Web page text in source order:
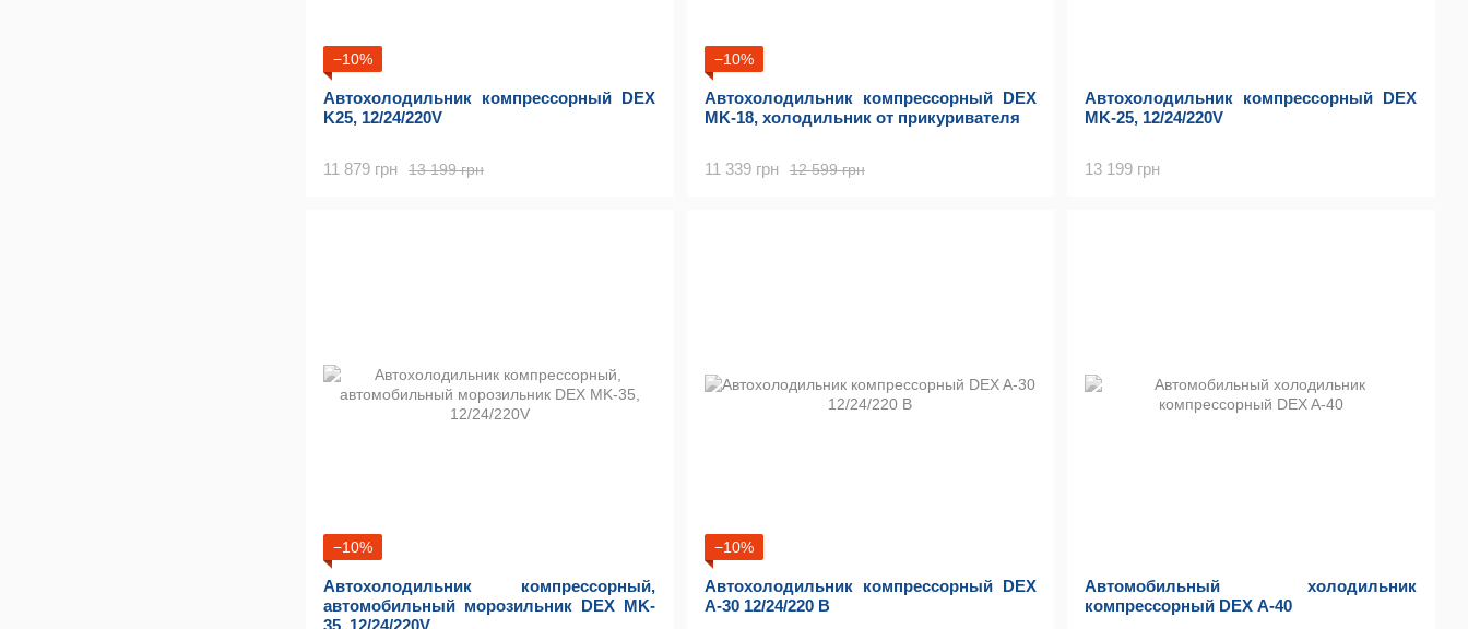
−10%
Автохолодильник компрессорный DEX
K25, 12/24/220V
13 199 грн
11 879 грн
−10%
Автохолодильник компрессорный DEX
MK-18, холодильник от прикуривателя
12 599 грн
11 339 грн
Автохолодильник компрессорный DEX
MK-25, 12/24/220V
13 199 грн
−10%
Автохолодильник компрессорный,
автомобильный морозильник DEX MK-
35, 12/24/220V
−10%
Автохолодильник компрессорный DEX
A-30 12/24/220 В
Автомобильный холодильник
компрессорный DEX A-40